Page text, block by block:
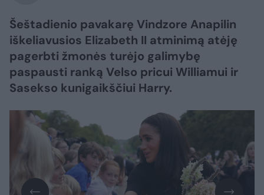
Šeštadienio pavakarę Vindzore Anapilin
iškeliavusios Elizabeth II atminimą atėję
pagerbti žmonės turėjo galimybę
paspausti ranką Velso pricui Williamui ir
Sasekso kunigaikščiui Harry.